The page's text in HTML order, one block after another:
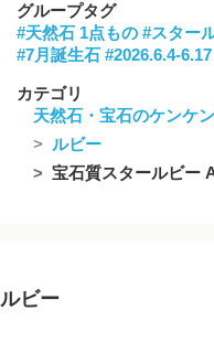
グループタグ
#天然石 1点もの #スター
#7月誕生石 #2026.6.4-
カテゴリ
天然石・宝石のケンケ
ルビー
宝石質スタールビー
ルビー